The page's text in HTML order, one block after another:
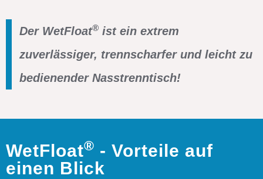
Der WetFloat® ist ein extrem
zuverlässiger, trennscharfer und leicht zu
bedienender Nasstrenntisch!
WetFloat® - Vorteile auf
einen Blick